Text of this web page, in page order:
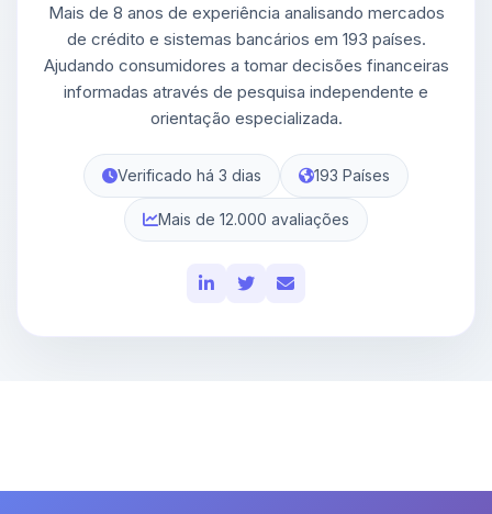
Mais de 8 anos de experiência analisando mercados
de crédito e sistemas bancários em 193 países.
Ajudando consumidores a tomar decisões financeiras
informadas através de pesquisa independente e
orientação especializada.
Verificado há 3 dias 193 Países
Mais de 12.000 avaliações